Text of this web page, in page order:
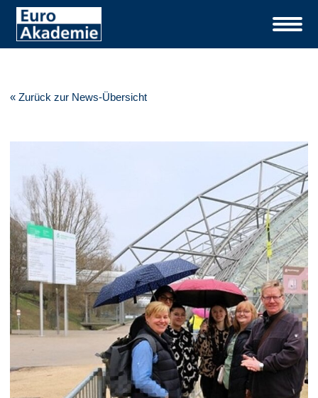
« Zurück zur News-Übersicht